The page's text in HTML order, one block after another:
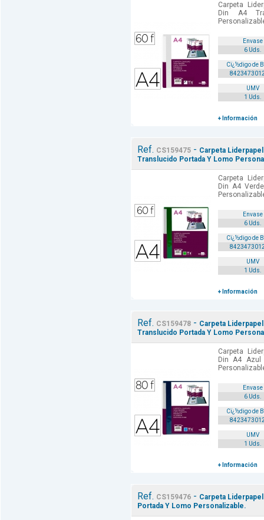
Carpeta
Din A4
Envase
6 Uds.
Cï¿½digo de
UMV
1 Uds.
+ Información
Ref. CS159475 - Carpeta
Translucido Portada Y Lomo
Carpeta
Din A4
Envase
6 Uds.
Cï¿½digo de
UMV
1 Uds.
+ Información
Ref. CS159478 - Carpeta
Translucido Portada Y Lomo
Carpeta
Din A4 Azul
Envase
6 Uds.
Cï¿½digo de
UMV
1 Uds.
+ Información
Ref. CS159476 - Carpeta
Portada Y Lomo Personalizable.